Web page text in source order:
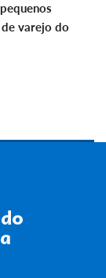
varejo do